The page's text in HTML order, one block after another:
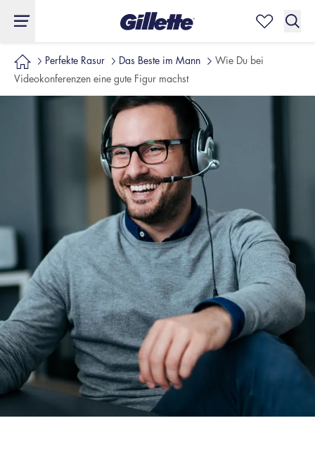
Perfekte Rasur Das Beste im Mann
Wie Du bei
Videokonferenzen eine gute Figur machst